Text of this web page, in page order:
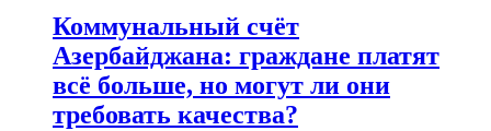
Коммунальный счёт
Азербайджана: граждане платят
всё больше, но могут ли они
требовать качества?